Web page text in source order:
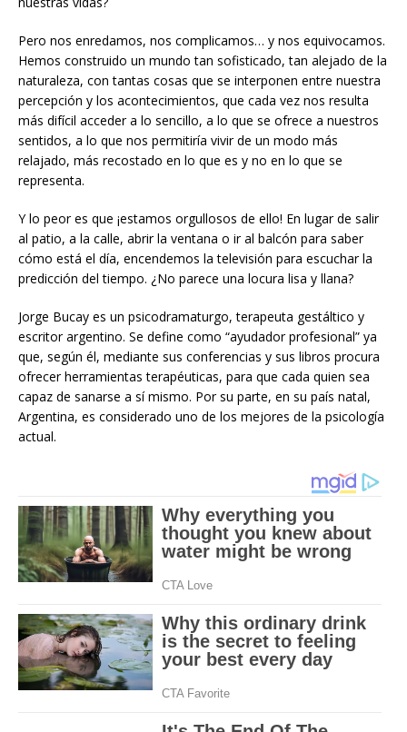
Pero nos enredamos, nos complicamos… y nos equivocamos.
Hemos construido un mundo tan sofisticado, tan alejado de la
naturaleza, con tantas cosas que se interponen entre nuestra
percepción y los acontecimientos, que cada vez nos resulta
más difícil acceder a lo sencillo, a lo que se ofrece a nuestros
sentidos, a lo que nos permitiría vivir de un modo más
relajado, más recostado en lo que es y no en lo que se
representa.
Y lo peor es que ¡estamos orgullosos de ello! En lugar de salir
al patio, a la calle, abrir la ventana o ir al balcón para saber
cómo está el día, encendemos la televisión para escuchar la
predicción del tiempo. ¿No parece una locura lisa y llana?
Jorge Bucay es un psicodramaturgo, terapeuta gestáltico y
escritor argentino. Se define como “ayudador profesional” ya
que, según él, mediante sus conferencias y sus libros procura
ofrecer herramientas terapéuticas, para que cada quien sea
capaz de sanarse a sí mismo. Por su parte, en su país natal,
Argentina, es considerado uno de los mejores de la psicología
actual.